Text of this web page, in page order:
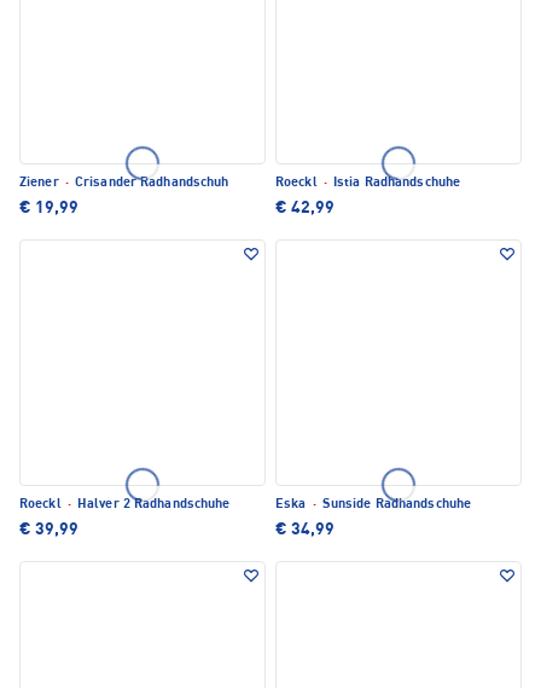
Ziener · Crisander Radhandschuh
€ 19,99
Roeckl · Istia Radhandschuhe
€ 42,99
Roeckl · Halver 2 Radhandschuhe
€ 39,99
Eska · Sunside Radhandschuhe
€ 34,99